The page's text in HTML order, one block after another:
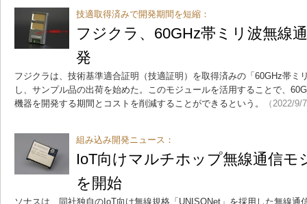
技適取得済みで開発期間を短縮：
フジクラ、60GHz帯ミリ波無線
発
フジクラは、技術基準適合証明（技適証明）を取得済みの「60GHz帯ミ
し、サンプル品の出荷を始めた。このモジュールを活用することで、
機器を開発する期間とコストを削減することができるという。
（2022/9/
組み込み開発ニュース：
IoT向けマルチホップ無線通信モ
を開始
ソナスは、同社独自のIoT向け無線規格「UNISONet」を採用した無線通